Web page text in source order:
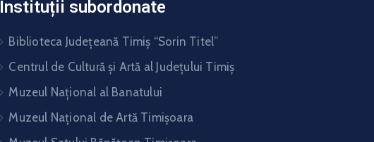
Instituții subordonate
Biblioteca Judeţeană Timiş “Sorin Titel”
Centrul de Cultură şi Artă al Judeţului Timiş
Muzeul Național al Banatului
Muzeul Național de Artă Timişoara